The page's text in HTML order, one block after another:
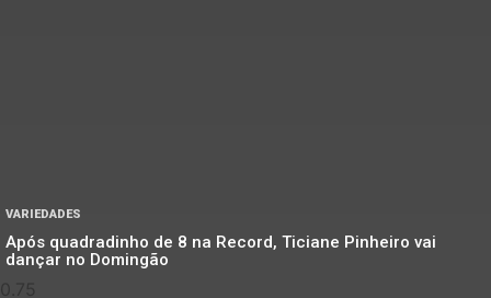
VARIEDADES
Após quadradinho de 8 na Record, Ticiane Pinheiro vai
dançar no Domingão